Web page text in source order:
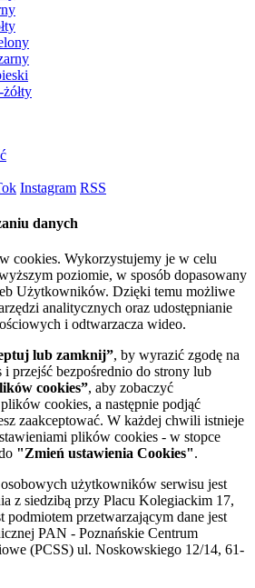
Instagram RSS
danych
cookies. Wykorzystujemy je w celu
poziomie, w sposób dopasowany
Użytkowników. Dzięki temu możliwe
analitycznych oraz udostępnianie
i odtwarzacza wideo.
lub zamknij”, by wyrazić zgodę na
przejść bezpośrednio do strony lub
cookies”, aby zobaczyć
cookies, a następnie podjąć
zaakceptować. W każdej chwili istnieje
plików cookies - w stopce
"Zmień ustawienia Cookies".
użytkowników serwisu jest
z siedzibą przy Placu Kolegiackim 17,
podmiotem przetwarzającym dane jest
PAN - Poznańskie Centrum
(PCSS) ul. Noskowskiego 12/14, 61-